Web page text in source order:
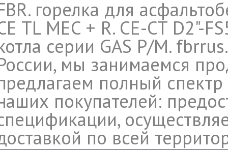
горелка для
TL MEC + R. CE-CT D2"-
серии GAS P/M.
мы занимаемся
полный
покупателей:
по всей